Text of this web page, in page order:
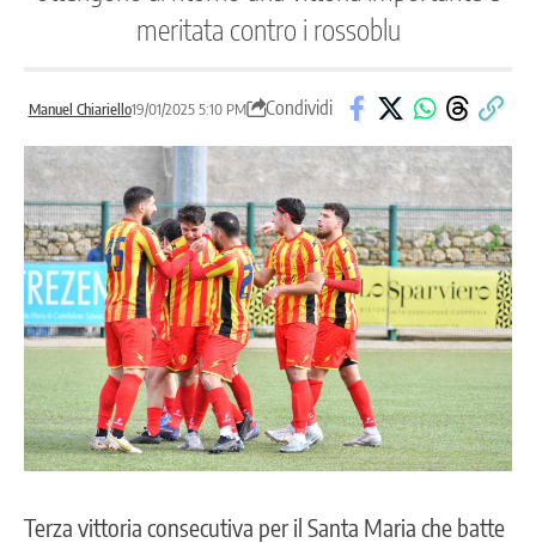
meritata contro i rossoblu
Manuel Chiariello19/01/2025 5:10 PM Condividi
Terza vittoria consecutiva per il Santa Maria che batte